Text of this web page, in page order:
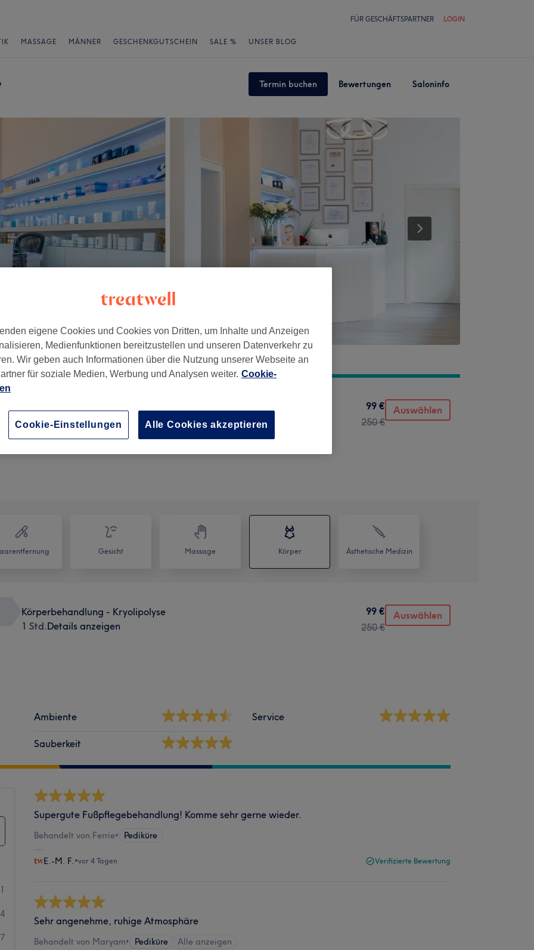
FÜR GESCHÄFTSPARTNER LOGIN
MASSAGE MÄNNER GESCHENKGUTSCHEIN SALE % UNSER BLOG
Termin buchen Bewertungen Saloninfo
1 Std.Details anzeigen
99 €
250 €
Auswählen
Gesicht Massage Körper Ästhetische Medizin
Körperbehandlung - Kryolipolyse
1 Std.Details anzeigen
99 €
250 €
Auswählen
Ambiente
Sauberkeit
Service
Supergute Fußpflegebehandlung! Komme sehr gerne wieder.
Behandelt von Ferrie• Pediküre
E.-M. F. •vor 4 Tagen Verifizierte Bewertung
Sehr angenehme, ruhige Atmosphäre
Behandelt von Maryam• Pediküre Alle anzeigen
eigene Cookies und Cookies von Dritten, um Inhalte und Anzeigen
Medienfunktionen bereitzustellen und unseren Datenverkehr zu
Wir geben auch Informationen über die Nutzung unserer Webseite an
für soziale Medien, Werbung und Analysen weiter. Cookie-
Cookie-Einstellungen Alle Cookies akzeptieren